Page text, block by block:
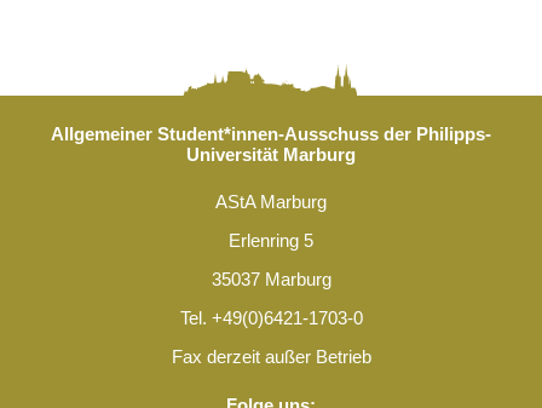
Allgemeiner Student*innen-Ausschuss der Philipps-
Universität Marburg
AStA Marburg
Erlenring 5
35037 Marburg
Tel. +49(0)6421-1703-0
Fax derzeit außer Betrieb